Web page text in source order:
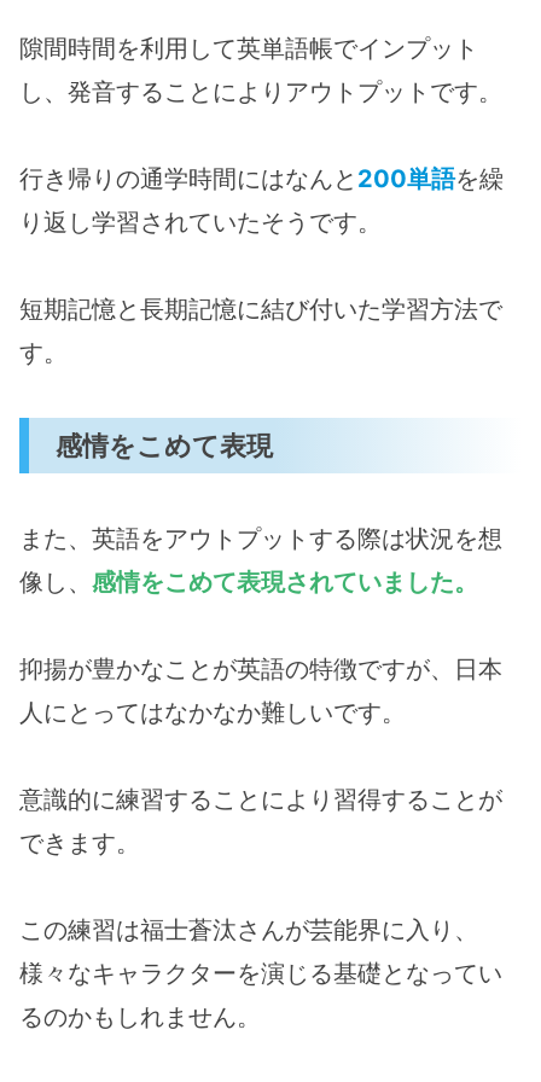
隙間時間を利用して英単語帳でインプット
し、発音することによりアウトプットです。
行き帰りの通学時間にはなんと 200単語を繰
り返し学習されていたそうです。
短期記憶と長期記憶に結び付いた学習方法で
す。
感情をこめて表現
また、英語をアウトプットする際は状況を想
像し、 感情をこめて表現されていました。
抑揚が豊かなことが英語の特徴ですが、日本
人にとってはなかなか難しいです。
意識的に練習することにより習得することが
できます。
この練習は福士蒼汰さんが芸能界に入り、
様々なキャラクターを演じる基礎となってい
るのかもしれません。